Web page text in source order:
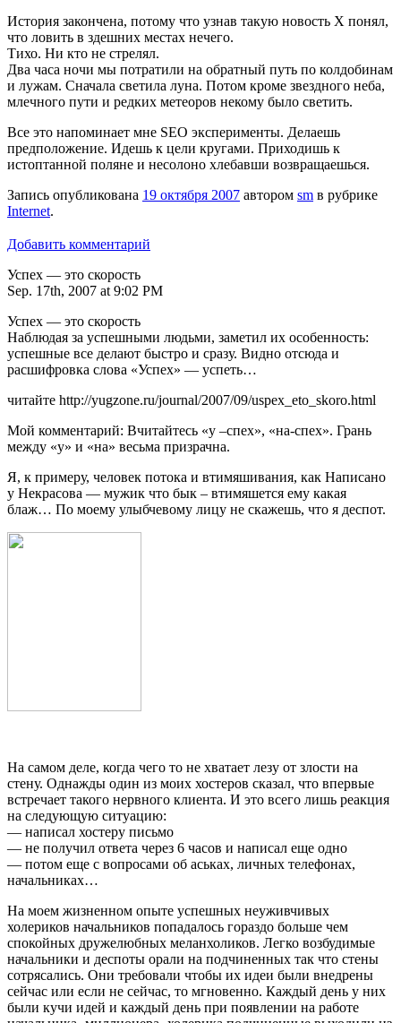
История закончена, потому что узнав такую новость Х понял,
что ловить в здешних местах нечего.
Тихо. Ни кто не стрелял.
Два часа ночи мы потратили на обратный путь по колдобинам
и лужам. Сначала светила луна. Потом кроме звездного неба,
млечного пути и редких метеоров некому было светить.
Все это напоминает мне SEO эксперименты. Делаешь
предположение. Идешь к цели кругами. Приходишь к
истоптанной поляне и несолоно хлебавши возвращаешься.
Запись опубликована 19 октября 2007 автором sm в рубрике
Internet.
Добавить комментарий
Успех — это скорость
Sep. 17th, 2007 at 9:02 PM
Успех — это скорость
Наблюдая за успешными людьми, заметил их особенность:
успешные все делают быстро и сразу. Видно отсюда и
расшифровка слова «Успех» — успеть…
читайте http://yugzone.ru/journal/2007/09/uspex_eto_skoro.html
Мой комментарий: Вчитайтесь «у –спех», «на-спех». Грань
между «у» и «на» весьма призрачна.
Я, к примеру, человек потока и втимяшивания, как Написано
у Некрасова — мужик что бык – втимяшется ему какая
блаж… По моему улыбчевому лицу не скажешь, что я деспот.
На самом деле, когда чего то не хватает лезу от злости на
стену. Однажды один из моих хостеров сказал, что впервые
встречает такого нервного клиента. И это всего лишь реакция
на следующую ситуацию:
— написал хостеру письмо
— не получил ответа через 6 часов и написал еще одно
— потом еще с вопросами об аськах, личных телефонах,
начальниках…
На моем жизненном опыте успешных неуживчивых
холериков начальников попадалось гораздо больше чем
спокойных дружелюбных меланхоликов. Легко возбудимые
начальники и деспоты орали на подчиненных так что стены
сотрясались. Они требовали чтобы их идеи были внедрены
сейчас или если не сейчас, то мгновенно. Каждый день у них
были кучи идей и каждый день при появлении на работе